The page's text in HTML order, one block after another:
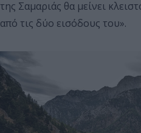
της Σαμαριάς θα μείνει
από τις δύο εισόδους του».